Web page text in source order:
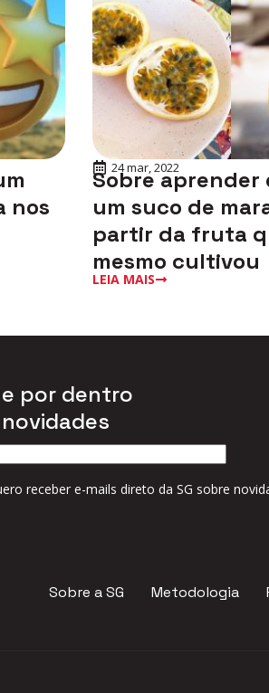
nos
24 mar, 2022
Sobre aprender
um suco de
partir da fruta
mesmo cultivou
LEIA MAIS
por dentro
receber e-mails direto da SG sobre
Sobre a SG Metodologia